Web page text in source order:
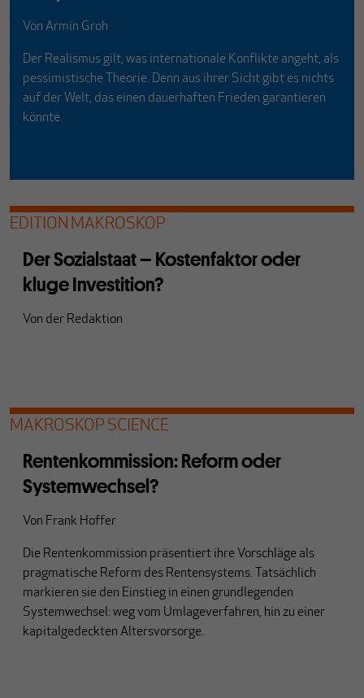
Von Armin Groh
Der Realismus gilt, was internationale Konflikte angeht, als
pessimistische Theorie. Denn aus ihrer Sicht gibt es nichts
auf der Welt, das einen dauerhaften Frieden garantieren
könnte.
EDITION MAKROSKOP
Der Sozialstaat – Kostenfaktor oder
kluge Investition?
Von der Redaktion
MAKROSKOP SCIENCE
Rentenkommission: Reform oder
Systemwechsel?
Von Frank Hoffer
Die Rentenkommission präsentiert ihre Vorschläge als
pragmatische Reform des Rentensystems. Tatsächlich
markieren sie den Einstieg in einen grundlegenden
Systemwechsel: weg vom Umlageverfahren, hin zu einer
kapitalgedeckten Altersvorsorge.